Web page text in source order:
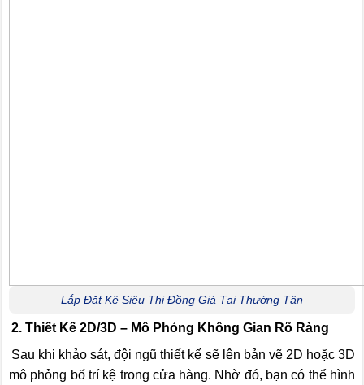
Lắp Đặt Kệ Siêu Thị Đồng Giá Tại Thường Tân
2. Thiết Kế 2D/3D – Mô Phỏng Không Gian Rõ Ràng
Sau khi khảo sát, đội ngũ thiết kế sẽ lên bản vẽ 2D hoặc 3D
mô phỏng bố trí kệ trong cửa hàng. Nhờ đó, bạn có thể hình